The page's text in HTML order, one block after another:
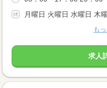
月曜日 火曜日 水曜日 木
も
求人